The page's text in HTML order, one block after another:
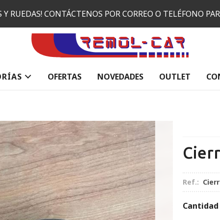
Y RUEDAS! CONTÁCTENOS POR CORREO O TELÉFONO
OFERTAS NOVEDADES OUTLET
Ref.:
Cantidad